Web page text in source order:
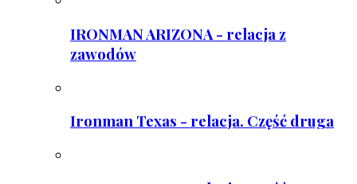
IRONMAN ARIZONA - relacja z
zawodów
Ironman Texas - relacja. Część druga